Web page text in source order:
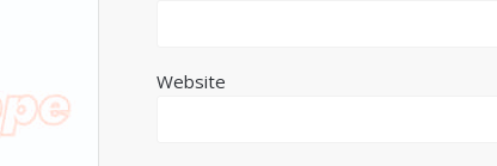
Website